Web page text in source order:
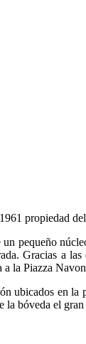
propiedad
pequeño
Gracias a
a la Piazza
ubicados en
la bóveda el